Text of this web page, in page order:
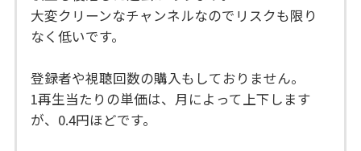
大変クリーンなチャンネルなのでリスクも限り
なく低いです。
登録者や視聴回数の購入もしておりません。
1再生当たりの単価は、月によって上下します
が、0.4円ほどです。